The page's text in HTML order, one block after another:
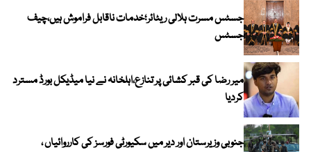
جسٹس مسرت ہلالی ریٹائر؛خدمات ناقابل فراموش ہیں،چیف
جسٹس
میر رضا کی قبر کشائی پر تنازع،اہلخانہ نے نیا میڈیکل بورڈ مسترد
کردیا
جنوبی وزیرستان اور دیر میں سکیورٹی فورسز کی کارروائیاں ،